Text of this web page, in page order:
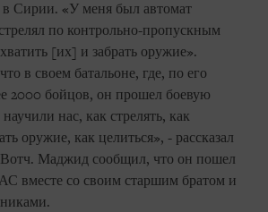
в Сирии. «У меня был автомат
по контрольно-пропускным
[их] и забрать оружие».
в своем батальоне, где, по его
2000 бойцов, он прошел боевую
нас, как стрелять, как
оружие, как целиться», - рассказал
Маджид сообщил, что он пошел
вместе со своим старшим братом и